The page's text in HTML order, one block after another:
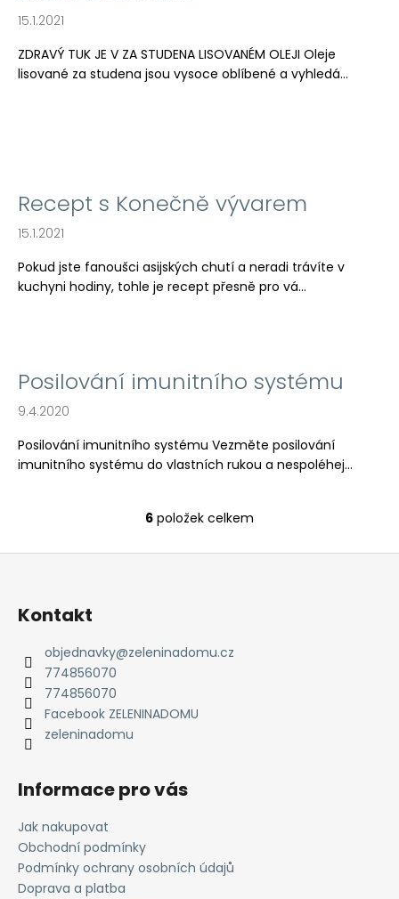
15.1.2021
ZDRAVÝ TUK JE V ZA STUDENA LISOVANÉM OLEJI Oleje
lisované za studena jsou vysoce oblíbené a vyhledá...
Recept s Konečně vývarem
15.1.2021
Pokud jste fanoušci asijských chutí a neradi trávíte v
kuchyni hodiny, tohle je recept přesně pro vá...
Posilování imunitního systému
9.4.2020
Posilování imunitního systému Vezměte posilování
imunitního systému do vlastních rukou a nespoléhej...
O
v
c
í
s
u
6 položek celkem
Kontakt
objednavky@zeleninadomu.cz
774856070
774856070
Facebook ZELENINADOMU
zeleninadomu
Informace pro vás
Jak nakupovat
Obchodní podmínky
Podmínky ochrany osobních údajů
Doprava a platba